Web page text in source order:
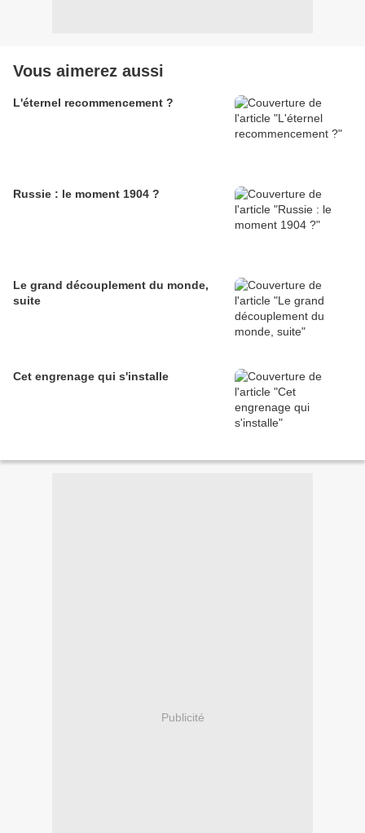
Vous aimerez aussi
L'éternel recommencement ?
Russie : le moment 1904 ?
Le grand découplement du monde,
suite
Cet engrenage qui s'installe
Publicité